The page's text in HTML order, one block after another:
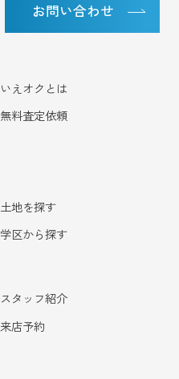
お問い合わせ
いえオクとは
無料査定依頼
土地を探す
学区から探す
スタッフ紹介
来店予約